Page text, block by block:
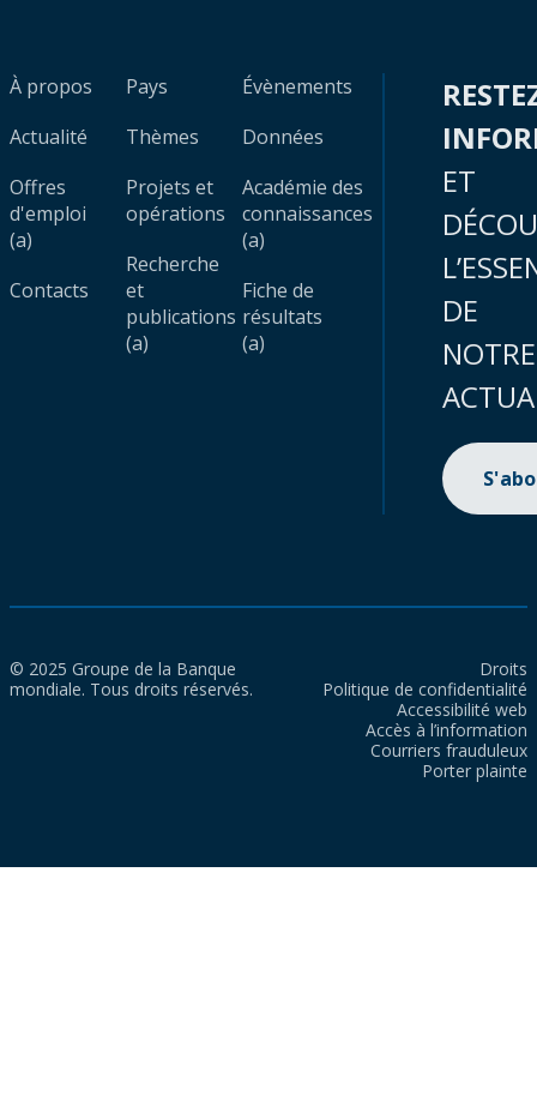
À propos
Actualité
Offres
d'emploi
(a)
Contacts
Pays
Thèmes
Projets et
opérations
Recherche
et
publications
(a)
Évènements
Données
Académie des
connaissances
(a)
Fiche de
résultats
(a)
ET
DE
NOTRE
© 2025 Groupe de la Banque
mondiale. Tous droits réservés.
Droits
Politique de confidentialité
Accessibilité web
Accès à l’information
Courriers frauduleux
Porter plainte